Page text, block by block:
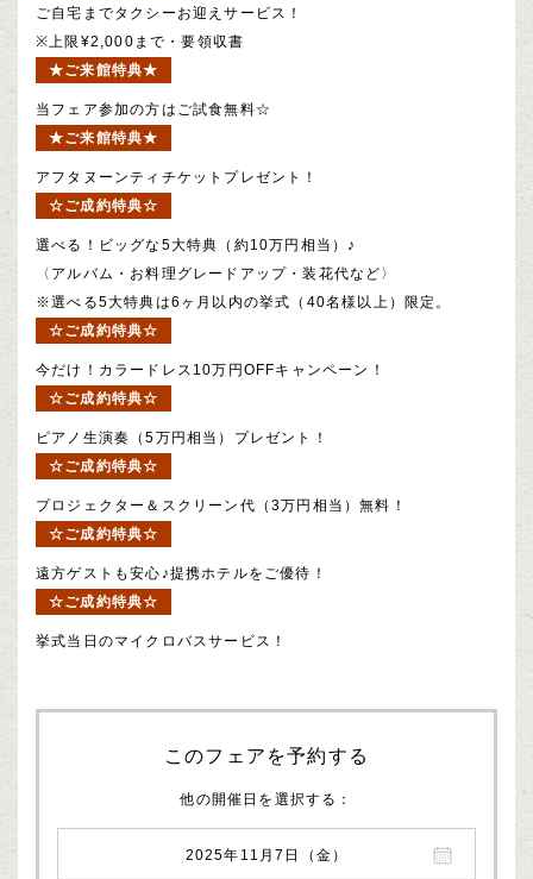
ご自宅までタクシーお迎えサービス！
※上限¥2,000まで・要領収書
★ご来館特典★
当フェア参加の方はご試食無料☆
★ご来館特典★
アフタヌーンティチケットプレゼント！
☆ご成約特典☆
選べる！ビッグな5大特典（約10万円相当）♪
〈アルバム・お料理グレードアップ・装花代など〉
※選べる5大特典は6ヶ月以内の挙式（40名様以上）限定。
☆ご成約特典☆
今だけ！カラードレス10万円OFFキャンペーン！
☆ご成約特典☆
ピアノ生演奏（5万円相当）プレゼント！
☆ご成約特典☆
プロジェクター＆スクリーン代（3万円相当）無料！
☆ご成約特典☆
遠方ゲストも安心♪提携ホテルをご優待！
☆ご成約特典☆
挙式当日のマイクロバスサービス！
このフェアを予約する
他の開催日を選択する
2025年11月7日（金）